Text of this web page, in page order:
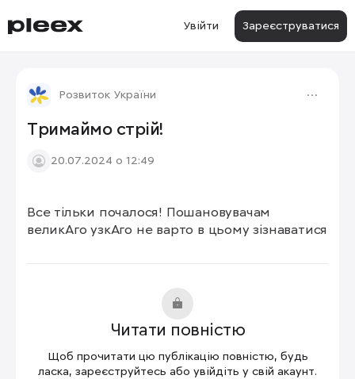
Увійти Зареєструватися
Розвиток України
Тримаймо стрій!
20.07.2024 о 12:49
Все тільки почалося! Пошановувачам
великАго узкАго не варто в цьому зізнаватися
Читати повністю
Щоб прочитати цю публікацію повністю, будь
ласка, зареєструйтесь або увійдіть у свій акаунт.